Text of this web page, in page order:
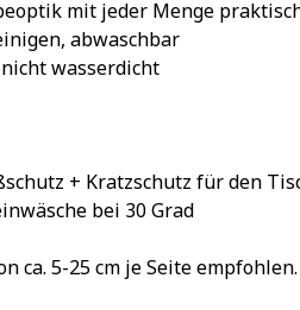
mit jeder Menge
abwaschbar
wasserdicht
+ Kratzschutz für den
bei 30 Grad
ca. 5-25 cm je Seite empfohlen.